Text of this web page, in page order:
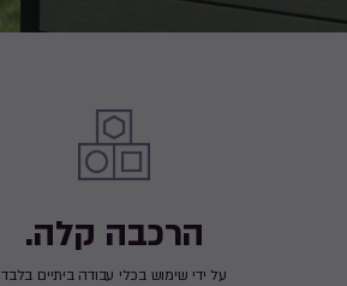
הרכבה קלה.
על ידי שימוש בכלי עבודה ביתיים בלבד